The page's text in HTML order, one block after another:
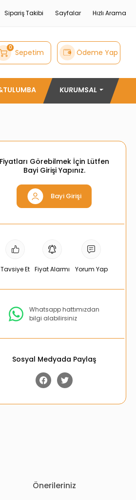
Sipariş Takibi Sayfalar Hızlı Arama
0 Sepetim Ödeme Yap
KURUMSAL
Fiyatları Görebilmek İçin Lütfen
Bayi Girişi Yapınız.
Bayi Girişi
Tavsiye Et Fiyat Alarmı Yorum Yap
Whatsapp hattımızdan
bilgi alabilirsiniz
Sosyal Medyada Paylaş
Önerileriniz